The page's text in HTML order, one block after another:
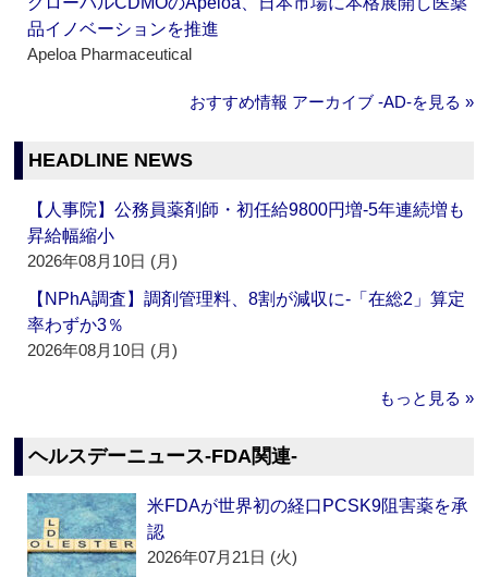
品イノベーションを推進
Apeloa Pharmaceutical
おすすめ情報 アーカイブ ‐AD‐を見る »
HEADLINE NEWS
【人事院】公務員薬剤師・初任給9800円増‐5年連続増も
昇給幅縮小
2026年08月10日 (月)
【NPhA調査】調剤管理料、8割が減収に‐「在総2」算定
率わずか3％
2026年08月10日 (月)
もっと見る »
ヘルスデーニュース‐FDA関連‐
米FDAが世界初の経口PCSK9阻害薬を承
認
2026年07月21日 (火)